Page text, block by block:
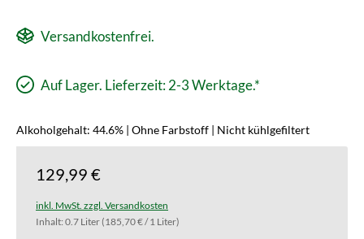
Versandkostenfrei.
Auf Lager. Lieferzeit: 2-3 Werktage.*
Alkoholgehalt: 44.6% | Ohne Farbstoff | Nicht kühlgefiltert
129,99 €
inkl. MwSt. zzgl. Versandkosten
Inhalt: 0.7 Liter(185,70 € / 1 Liter)